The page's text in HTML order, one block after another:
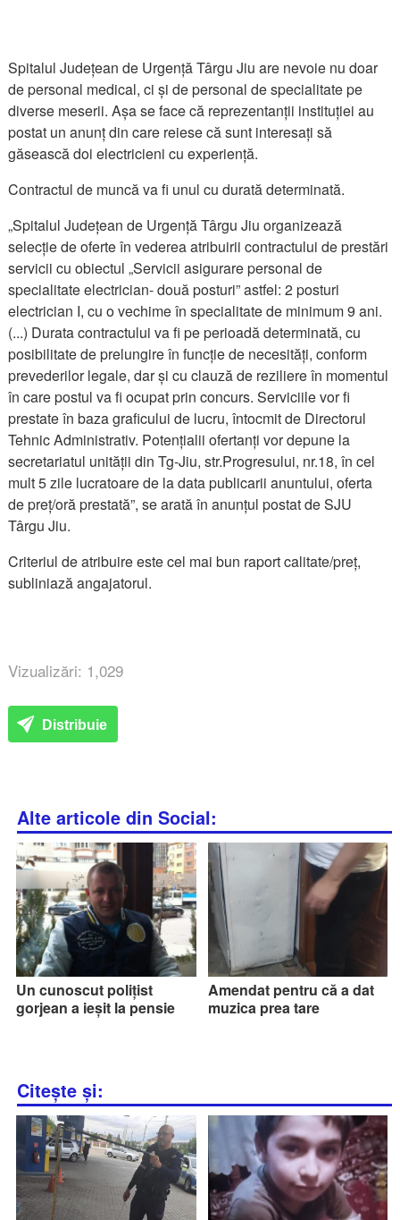
Spitalul Județean de Urgență Târgu Jiu are nevoie nu doar
de personal medical, ci și de personal de specialitate pe
diverse meserii. Așa se face că reprezentanții instituției au
postat un anunț din care reiese că sunt interesați să
găsească doi electricieni cu experiență.
Contractul de muncă va fi unul cu durată determinată.
„Spitalul Județean de Urgență Târgu Jiu organizează
selecție de oferte în vederea atribuirii contractului de prestări
servicii cu obiectul „Servicii asigurare personal de
specialitate electrician- două posturi” astfel: 2 posturi
electrician I, cu o vechime în specialitate de minimum 9 ani.
(...) Durata contractului va fi pe perioadă determinată, cu
posibilitate de prelungire în funcție de necesități, conform
prevederilor legale, dar și cu clauză de reziliere în momentul
în care postul va fi ocupat prin concurs. Serviciile vor fi
prestate în baza graficului de lucru, întocmit de Directorul
Tehnic Administrativ. Potențialii ofertanți vor depune la
secretariatul unității din Tg-Jiu, str.Progresului, nr.18, în cel
mult 5 zile lucratoare de la data publicarii anuntului, oferta
de preț/oră prestată”, se arată în anunțul postat de SJU
Târgu Jiu.
Criteriul de atribuire este cel mai bun raport calitate/preț,
subliniază angajatorul.
Vizualizări: 1,029
Distribuie
Alte articole din Social:
Un cunoscut polițist
gorjean a ieșit la pensie
Amendat pentru că a dat
muzica prea tare
Citește și: